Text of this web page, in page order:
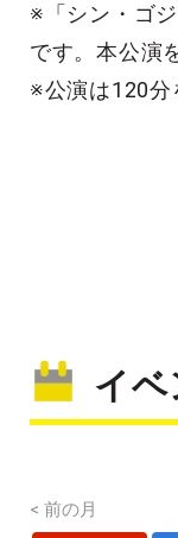
※「シン・ゴ
です。本公演
※公演は120分
イ
< 前の月